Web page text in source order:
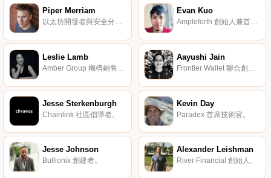
Piper Merriam
以太坊開發者與安全分析師。
Evan Kuo
Ampleforth 創始人兼首席執行官。
Leslie Lamb
Amber Group 機構銷售總監。
Aayushi Jain
Frontier Wallet 聯合創始人。
Jesse Sterkenburgh
Chainlink 社區倡導者。
Kevin Day
Paradex 首席技術官。
Jesse Johnson
Bullionix 創建者。
Alexander Leishman
River Financial 創始人。